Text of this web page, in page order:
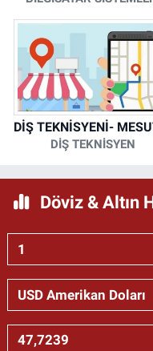
DİŞ TEKNİSYEN
Döviz & Altın